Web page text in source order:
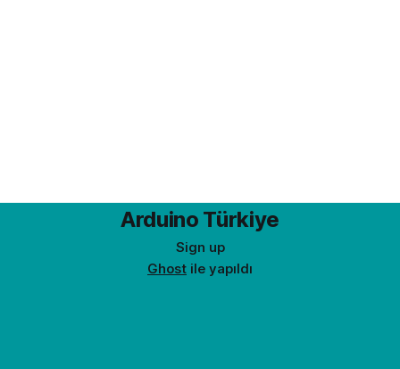
Arduino Türkiye
Sign up
Ghost ile yapıldı